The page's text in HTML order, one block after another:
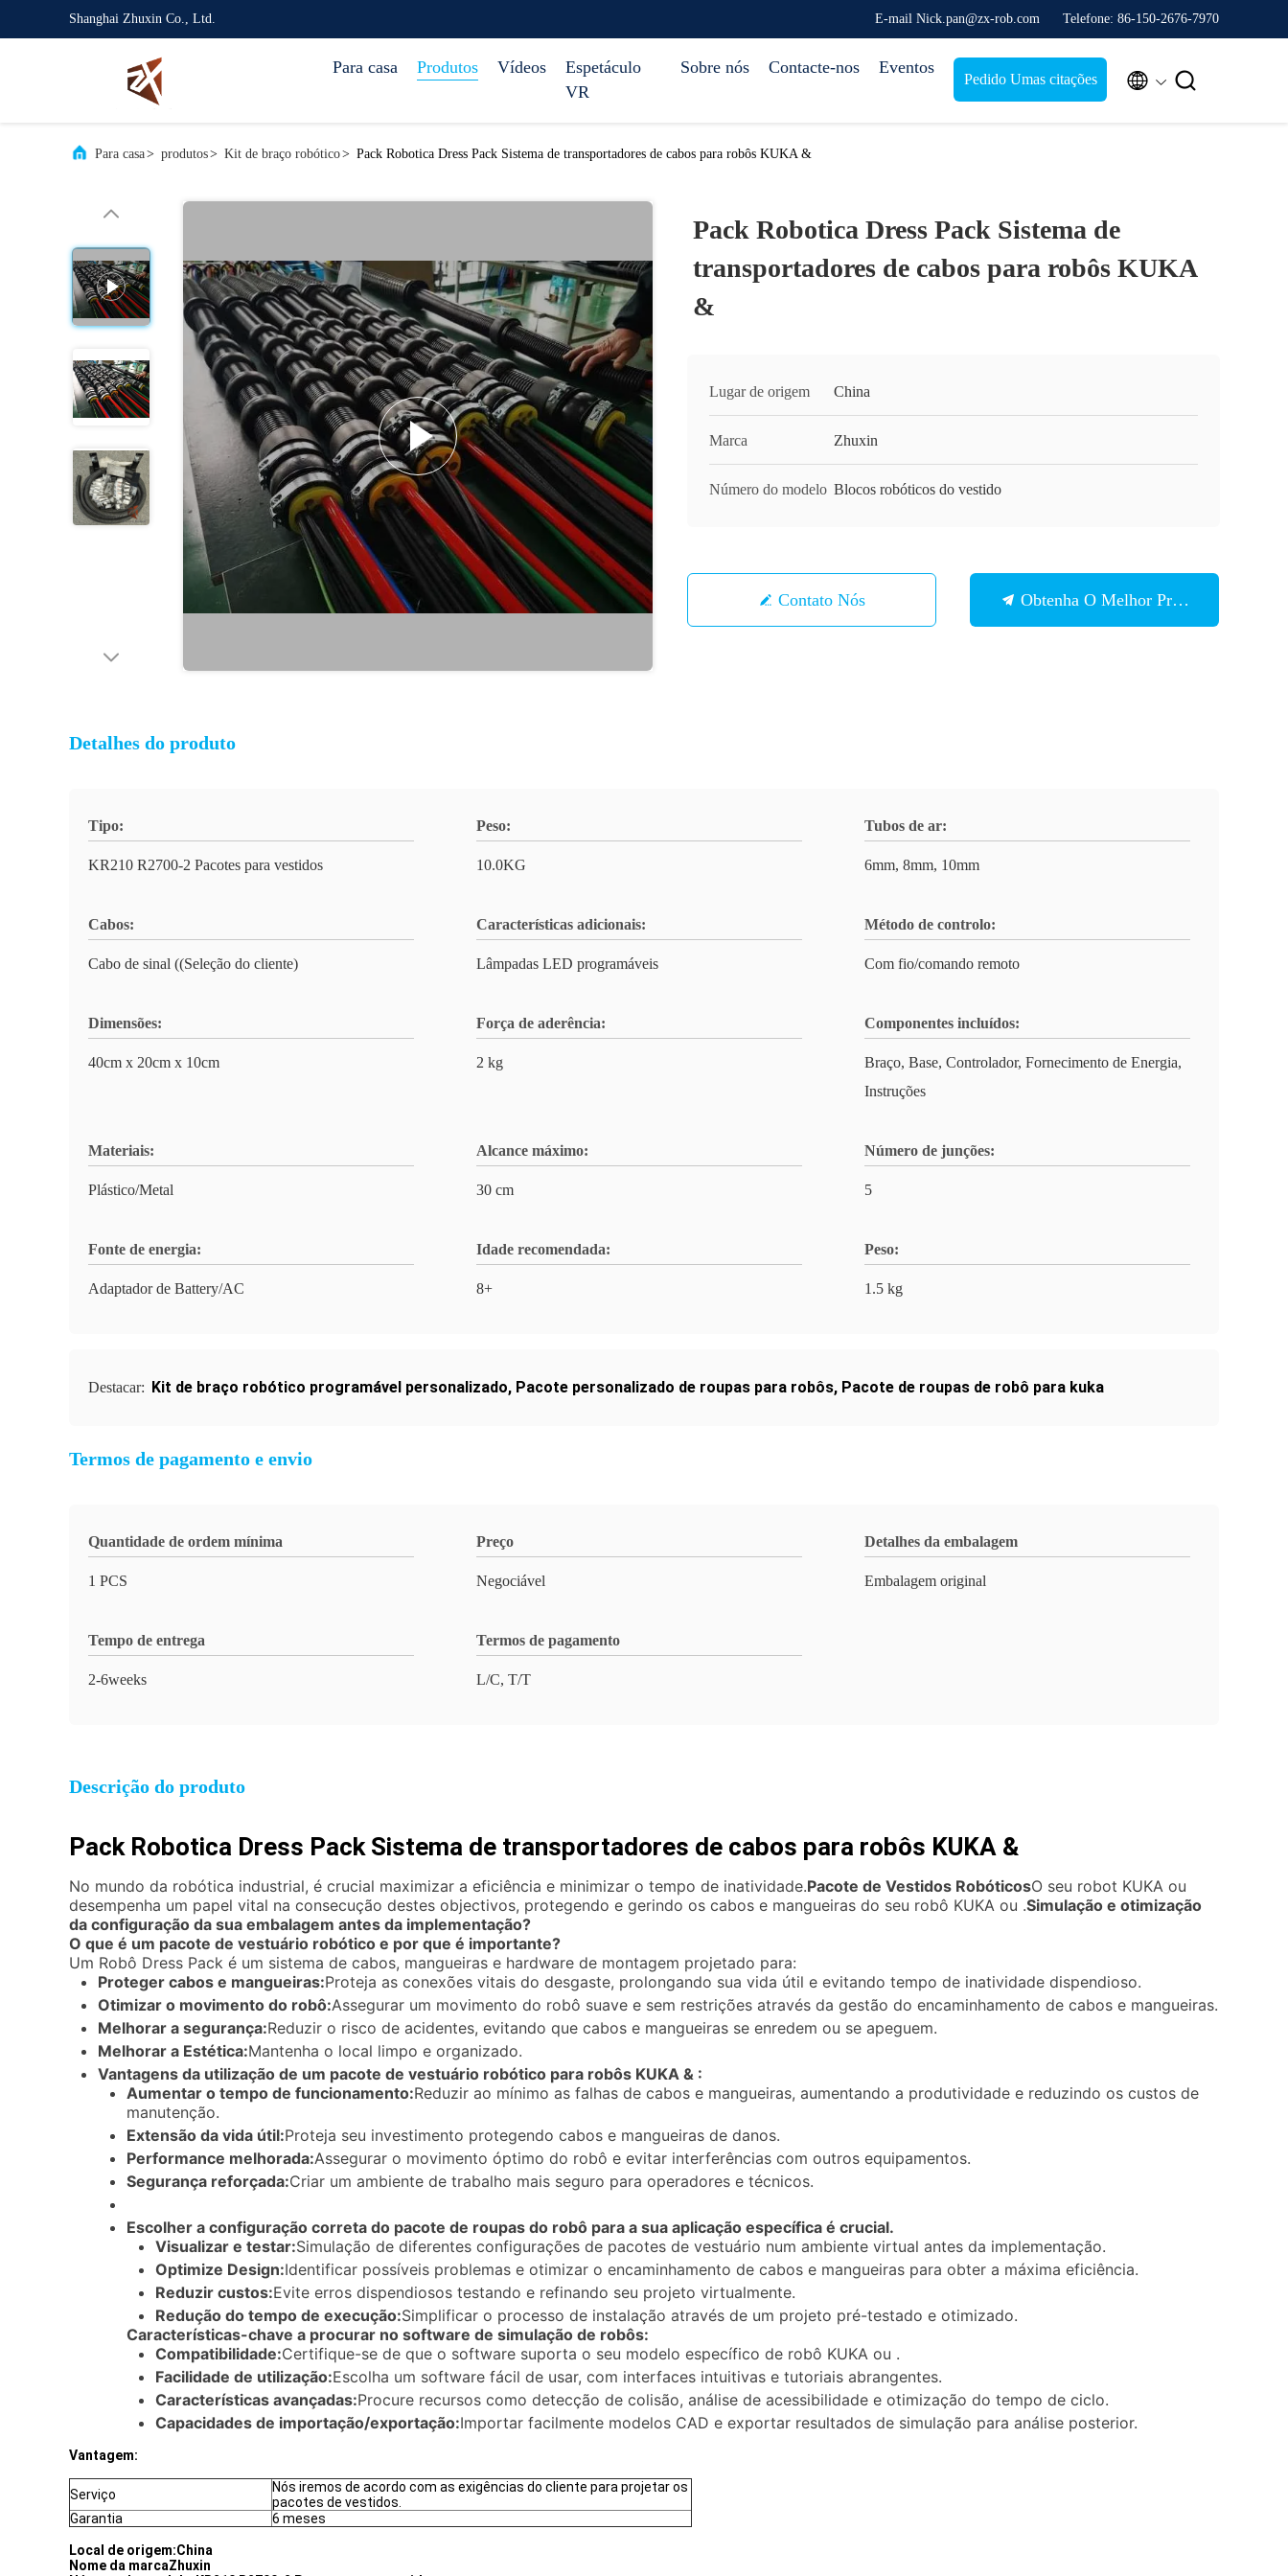
Shanghai Zhuxin Co., Ltd. E-mail Nick.pan@zx-rob.com Telefone: 86-150-2676-7970
Para casa Produtos Vídeos
Espetáculo
VR
Sobre nós Contacte-nos Eventos
Pedido Umas citações  
Para casa> produtos> Kit de braço robótico> Pack Robotica Dress Pack Sistema de transportadores de cabos para robôs KUKA &
Pack Robotica Dress Pack Sistema de
transportadores de cabos para robôs KUKA
&
Lugar de origem China
Marca Zhuxin
Número do modelo Blocos robóticos do vestido
Contato Nós Obtenha O Melhor Preço
Detalhes do produto
Tipo:
KR210 R2700-2 Pacotes para vestidos
Peso:
10.0KG
Tubos de ar:
6mm, 8mm, 10mm
Cabos:
Cabo de sinal ((Seleção do cliente)
Características adicionais:
Lâmpadas LED programáveis
Método de controlo:
Com fio/comando remoto
Dimensões:
40cm x 20cm x 10cm
Força de aderência:
2 kg
Componentes incluídos:
Braço, Base, Controlador, Fornecimento de Energia,
Instruções
Materiais:
Plástico/Metal
Alcance máximo:
30 cm
Número de junções:
5
Fonte de energia:
Adaptador de Battery/AC
Idade recomendada:
8+
Peso:
1.5 kg
Destacar: Kit de braço robótico programável personalizado, Pacote personalizado de roupas para robôs, Pacote de roupas de robô para kuka
Termos de pagamento e envio
Quantidade de ordem mínima
1 PCS
Preço
Negociável
Detalhes da embalagem
Embalagem original
Tempo de entrega
2-6weeks
Termos de pagamento
L/C, T/T
Descrição do produto
Pack Robotica Dress Pack Sistema de transportadores de cabos para robôs KUKA &
No mundo da robótica industrial, é crucial maximizar a eficiência e minimizar o tempo de inatividade.Pacote de Vestidos RobóticosO seu robot KUKA ou
desempenha um papel vital na consecução destes objectivos, protegendo e gerindo os cabos e mangueiras do seu robô KUKA ou .Simulação e otimização
da configuração da sua embalagem antes da implementação?
O que é um pacote de vestuário robótico e por que é importante?
Um Robô Dress Pack é um sistema de cabos, mangueiras e hardware de montagem projetado para:
Proteger cabos e mangueiras:Proteja as conexões vitais do desgaste, prolongando sua vida útil e evitando tempo de inatividade dispendioso.
Otimizar o movimento do robô:Assegurar um movimento do robô suave e sem restrições através da gestão do encaminhamento de cabos e mangueiras.
Melhorar a segurança:Reduzir o risco de acidentes, evitando que cabos e mangueiras se enredem ou se apeguem.
Melhorar a Estética:Mantenha o local limpo e organizado.
Vantagens da utilização de um pacote de vestuário robótico para robôs KUKA & :
Aumentar o tempo de funcionamento:Reduzir ao mínimo as falhas de cabos e mangueiras, aumentando a produtividade e reduzindo os custos de
manutenção.
Extensão da vida útil:Proteja seu investimento protegendo cabos e mangueiras de danos.
Performance melhorada:Assegurar o movimento óptimo do robô e evitar interferências com outros equipamentos.
Segurança reforçada:Criar um ambiente de trabalho mais seguro para operadores e técnicos.
Escolher a configuração correta do pacote de roupas do robô para a sua aplicação específica é crucial.
Visualizar e testar:Simulação de diferentes configurações de pacotes de vestuário num ambiente virtual antes da implementação.
Optimize Design:Identificar possíveis problemas e otimizar o encaminhamento de cabos e mangueiras para obter a máxima eficiência.
Reduzir custos:Evite erros dispendiosos testando e refinando seu projeto virtualmente.
Redução do tempo de execução:Simplificar o processo de instalação através de um projeto pré-testado e otimizado.
Características-chave a procurar no software de simulação de robôs:
Compatibilidade:Certifique-se de que o software suporta o seu modelo específico de robô KUKA ou .
Facilidade de utilização:Escolha um software fácil de usar, com interfaces intuitivas e tutoriais abrangentes.
Características avançadas:Procure recursos como detecção de colisão, análise de acessibilidade e otimização do tempo de ciclo.
Capacidades de importação/exportação:Importar facilmente modelos CAD e exportar resultados de simulação para análise posterior.
Vantagem:
Serviço
Nós iremos de acordo com as exigências do cliente para projetar os
pacotes de vestidos.
Garantia
6 meses
Local de origem:China
Nome da marcaZhuxin